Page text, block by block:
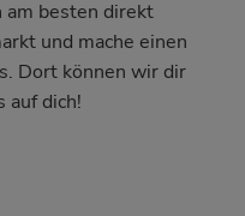
am besten direkt
und mache einen
Dort können wir dir
auf dich!